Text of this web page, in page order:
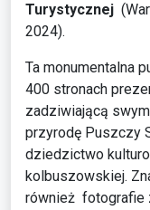
Turystycznej
2024).
Ta monumentalna
400 stronach
zadziwiającą
przyrodę Puszczy
dziedzictwo
kolbuszowskiej.
również fotografie